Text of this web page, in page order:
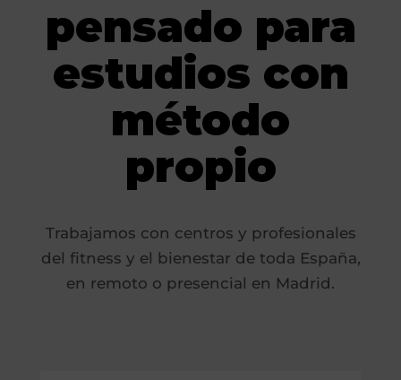
pensado para
estudios con
método
propio
Trabajamos con centros y profesionales
del fitness y el bienestar de toda España,
en remoto o presencial en Madrid.